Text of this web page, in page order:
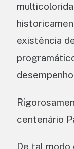
existência
centenário
De tal modo